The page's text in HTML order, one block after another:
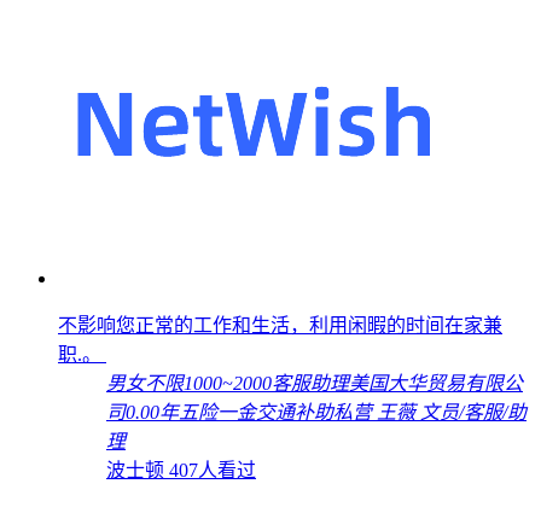
不影响您正常的工作和生活，利用闲暇的时间在家兼
职.。
男女不限1000~2000客服助理美国大华贸易有限公
司0.00年五险一金交通补助私营 王薇 文员/客服/助
理
波士顿 407人看过